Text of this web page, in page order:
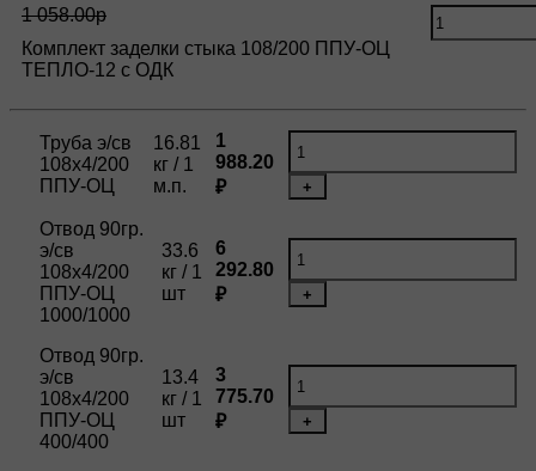
1 058.00р
Комплект заделки стыка 108/200 ППУ-ОЦ
ТЕПЛО-12 с ОДК
Труба э/св
108х4/200
ППУ-ОЦ
16.81
кг / 1
м.п.
1
988.20
₽
+
Отвод 90гр.
э/св
108х4/200
ППУ-ОЦ
1000/1000
33.6
кг / 1
шт
6
292.80
₽
+
Отвод 90гр.
э/св
108х4/200
ППУ-ОЦ
400/400
13.4
кг / 1
шт
3
775.70
₽
+